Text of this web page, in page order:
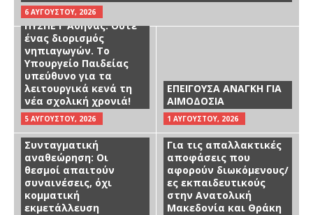
6 ΑΥΓΟΎΣΤΟΥ, 2026
Ενημέρωση Αιρετού
ΠΥΣΠΕ Γ Αθήνας: Ούτε
ένας διορισμός
νηπιαγωγών. Το
Υπουργείο Παιδείας
υπεύθυνο για τα
λειτουργικά κενά τη
νέα σχολική χρονιά!
5 ΑΥΓΟΎΣΤΟΥ, 2026
ΕΠΕΙΓΟΥΣΑ ΑΝΑΓΚΗ ΓΙΑ
ΑΙΜΟΔΟΣΙΑ
1 ΑΥΓΟΎΣΤΟΥ, 2026
Συνταγματική
αναθεώρηση: Οι
θεσμοί απαιτούν
συναινέσεις, όχι
κομματική
εκμετάλλευση
Για τις απαλλακτικές
αποφάσεις που
αφορούν διωκόμενους/
ες εκπαιδευτικούς
στην Ανατολική
Μακεδονία και Θράκη